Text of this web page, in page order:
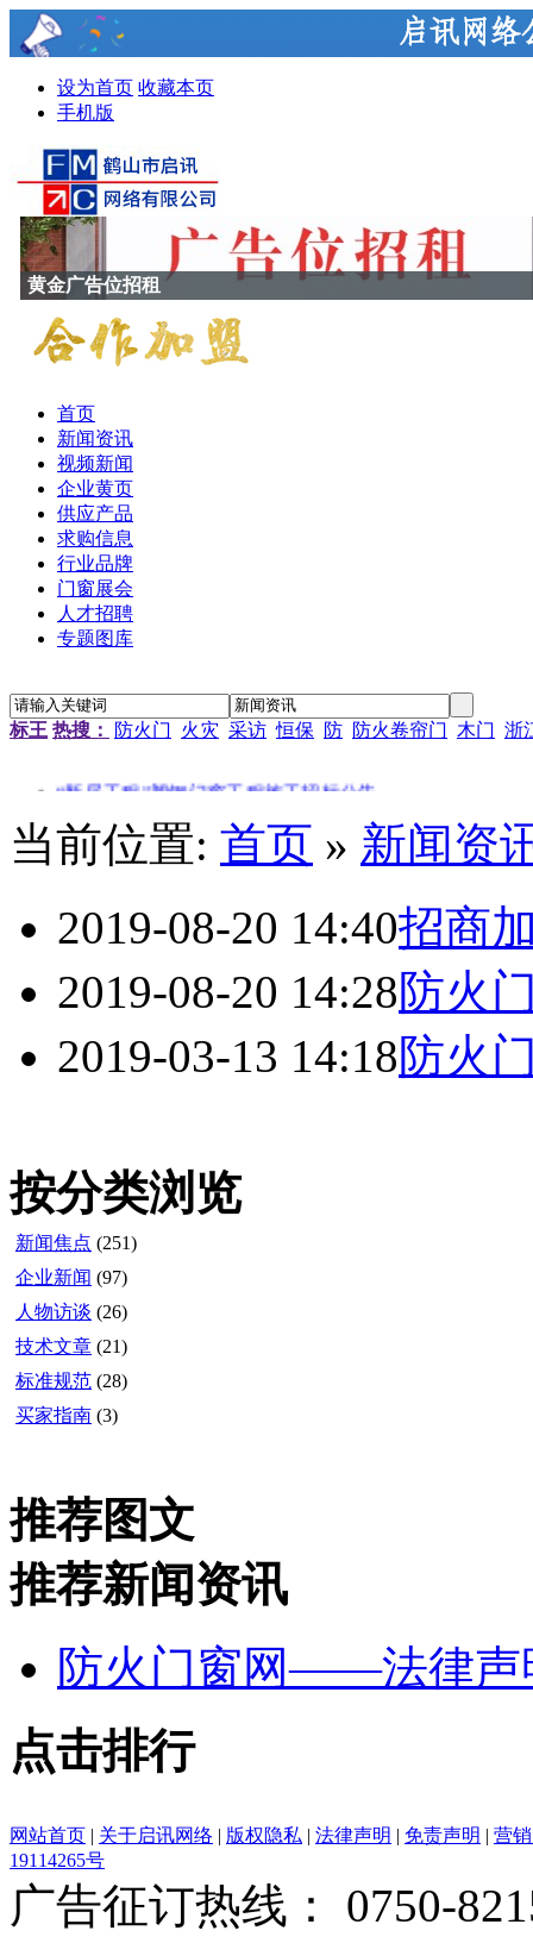
设为首页 收藏本页
手机版
黄金广告位招租
首页
新闻资讯
视频新闻
企业黄页
供应产品
求购信息
行业品牌
门窗展会
人才招聘
专题图库
标王 热搜： 防火门 火灾 采访 恒保 防 防火卷帘门 木门 浙
“新居工程”塑钢门窗工程施工招标公告
金江小区防火窗安装招标
南京通信研发基地防火门窗采购
金江小区防火窗安装招标
当前位置: 首页 » 新闻资
2019-08-20 14:40招商
2019-08-20 14:28防火
2019-03-13 14:18防火
按分类浏览
新闻焦点 (251)
企业新闻 (97)
人物访谈 (26)
技术文章 (21)
标准规范 (28)
买家指南 (3)
推荐图文
推荐新闻资讯
防火门窗网——法律声
点击排行
网站首页 | 关于启讯网络 | 版权隐私 | 法律声明 | 免责声明 | 营
19114265号
广告征订热线： 0750-